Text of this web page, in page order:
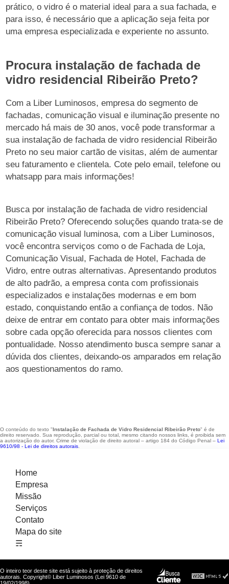
prático, o vidro é o material ideal para a sua fachada, e
para isso, é necessário que a aplicação seja feita por
uma empresa especializada e experiente no assunto.
Procura instalação de fachada de
vidro residencial Ribeirão Preto?
Com a Liber Luminosos, empresa do segmento de
fachadas, comunicação visual e iluminação presente no
mercado há mais de 30 anos, você pode transformar a
sua instalação de fachada de vidro residencial Ribeirão
Preto no seu maior cartão de visitas, além de aumentar
seu faturamento e clientela. Cote pelo email, telefone ou
whatsapp para mais informações!
Busca por instalação de fachada de vidro residencial
Ribeirão Preto? Oferecendo soluções quando trata-se de
comunicação visual luminosa, com a Liber Luminosos,
você encontra serviços como o de Fachada de Loja,
Comunicação Visual, Fachada de Hotel, Fachada de
Vidro, entre outras alternativas. Apresentando produtos
de alto padrão, a empresa conta com profissionais
especializados e instalações modernas e em bom
estado, conquistando então a confiança de todos. Não
deixe de entrar em contato para obter mais informações
sobre cada opção oferecida para nossos clientes com
pontualidade. Nosso atendimento busca sempre sanar a
dúvida dos clientes, deixando-os amparados em relação
aos questionamentos do ramo.
O conteúdo do texto "Instalação de Fachada de Vidro Residencial Ribeirão Preto" é de
direito reservado. Sua reprodução, parcial ou total, mesmo citando nossos links, é proibida sem
a autorização do autor. Crime de violação de direito autoral – artigo 184 do Código Penal – Lei
9610/98 - Lei de direitos autorais
Home
Empresa
Missão
Serviços
Contato
Mapa do site
☴
O inteiro teor deste site está sujeito à proteção de direitos
autorais. Copyright© Liber Luminosos (Lei 9610 de
19/02/1998)